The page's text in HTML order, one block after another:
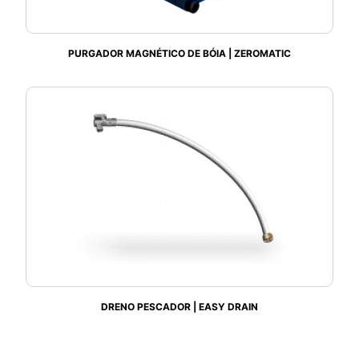
PURGADOR MAGNÉTICO DE BÓIA | ZEROMATIC
DRENO PESCADOR | EASY DRAIN